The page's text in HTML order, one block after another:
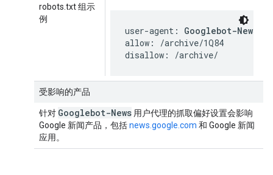
robots.txt 组示
例
user-agent: Googlebot-News
allow: /archive/1Q84
disallow: /archive/
受影响的产品
针对 Googlebot-News 用户代理的抓取偏好设置会影响
Google 新闻产品，包括news.google.com 和 Google 新闻
应用。